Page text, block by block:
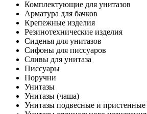
Комплектующие для унитазов
Арматура для бачков
Крепежные изделия
Резинотехнические изделия
Сиденья для унитазов
Сифоны для писсуаров
Сливы для унитаза
Писсуары
Поручни
Унитазы
Унитазы (чаша)
Унитазы подвесные и пристенные